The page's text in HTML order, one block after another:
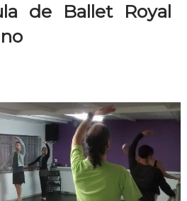
de Ballet Royal